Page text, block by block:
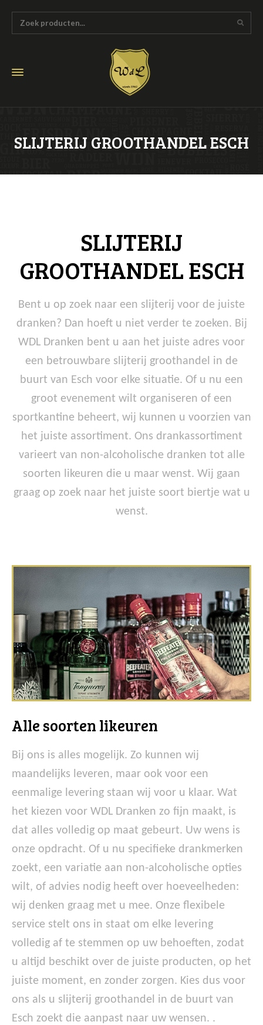
SLIJTERIJ GROOTHANDEL ESCH
SLIJTERIJ
GROOTHANDEL ESCH
Bent u op zoek naar een slijterij voor de juiste
dranken? Dan hoeft u niet verder te zoeken. Bij
WDL Dranken bent u aan het juiste adres voor
een betrouwbare slijterij groothandel in de
buurt van Esch voor elke situatie. Of u nu een
groot evenement wilt organiseren of een
sportkantine beheert, wij kunnen u voorzien van
het juiste assortiment. Ons drankassortiment
varieert van non-alcoholische dranken tot alle
soorten likeuren die u maar wenst. Wij gaan
graag op zoek naar het juiste soort biertje wat u
wenst.
Alle soorten likeuren
Bij ons is alles mogelijk. Zo kunnen wij
maandelijks leveren, maar ook voor een
eenmalige levering staan wij voor u klaar. Wat
het kiezen voor WDL Dranken zo fijn maakt, is
dat alles volledig op maat gebeurt. Uw wens is
onze opdracht. Of u nu specifieke drankmerken
zoekt, een variatie aan non-alcoholische opties
wilt, of advies nodig heeft over hoeveelheden:
wij denken graag met u mee. Onze flexibele
service stelt ons in staat om elke levering
volledig af te stemmen op uw behoeften, zodat
u altijd beschikt over de juiste producten, op het
juiste moment, en zonder zorgen. Kies dus voor
ons als u slijterij groothandel in de buurt van
Esch zoekt die aanpast naar uw wensen. .